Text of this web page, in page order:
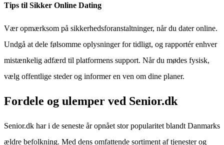
Tips til Sikker Online Dating
Vær opmærksom på sikkerhedsforanstaltninger, når du dater online.
Undgå at dele følsomme oplysninger for tidligt, og rapportér enhver
mistænkelig adfærd til platformens support. Når du mødes fysisk,
vælg offentlige steder og informer en ven om dine planer.
Fordele og ulemper ved Senior.dk
Senior.dk har i de seneste år opnået stor popularitet blandt Danmarks
ældre befolkning. Med dens omfattende sortiment af tjenester og